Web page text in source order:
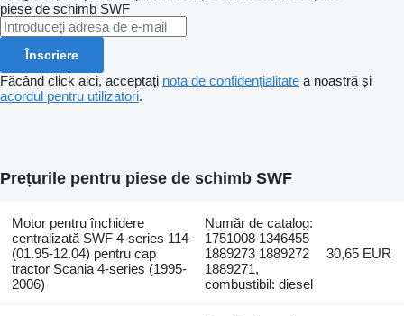
piese de schimb SWF
Înscriere
Făcând click aici, acceptați nota de confidențialitate a noastră și
acordul pentru utilizatori.
Prețurile pentru piese de schimb SWF
Motor pentru închidere
centralizată SWF 4-series 114
(01.95-12.04) pentru cap
tractor Scania 4-series (1995-
2006)
Număr de catalog:
1751008 1346455
1889273 1889272
1889271,
combustibil: diesel
30,65 EUR